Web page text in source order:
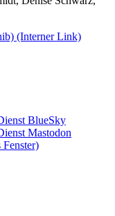
(Interner Link)
BlueSky
Mastodon